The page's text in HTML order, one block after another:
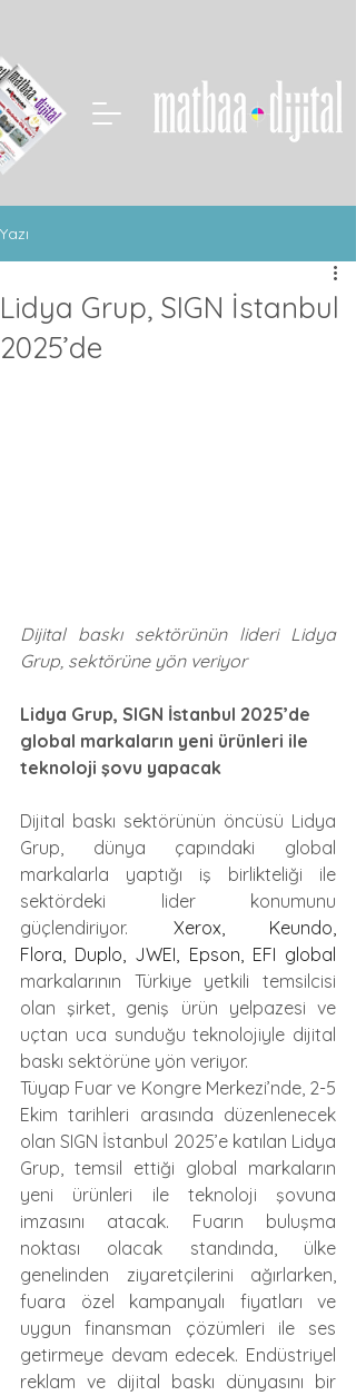
Yazı
Lidya Grup, SIGN İstanbul
2025’de
Dijital baskı sektörünün lideri Lidya
Grup, sektörüne yön veriyor
Lidya Grup, SIGN İstanbul 2025’de
global markaların yeni ürünleri ile
teknoloji şovu yapacak
Dijital baskı sektörünün öncüsü Lidya
Grup, dünya çapındaki global
markalarla yaptığı iş birlikteliği ile
sektördeki lider konumunu
güçlendiriyor. Xerox, Keundo,
markalarının Türkiye yetkili temsilcisi
olan şirket, geniş ürün yelpazesi ve
uçtan uca sunduğu teknolojiyle dijital
baskı sektörüne yön veriyor.
Tüyap Fuar ve Kongre Merkezi’nde, 2-5
Ekim tarihleri arasında düzenlenecek
olan SIGN İstanbul 2025’e katılan Lidya
Grup, temsil ettiği global markaların
yeni ürünleri ile teknoloji şovuna
imzasını atacak. Fuarın buluşma
noktası olacak standında, ülke
genelinden ziyaretçilerini ağırlarken,
fuara özel kampanyalı fiyatları ve
uygun finansman çözümleri ile ses
getirmeye devam edecek. Endüstriyel
reklam ve dijital baskı dünyasını bir